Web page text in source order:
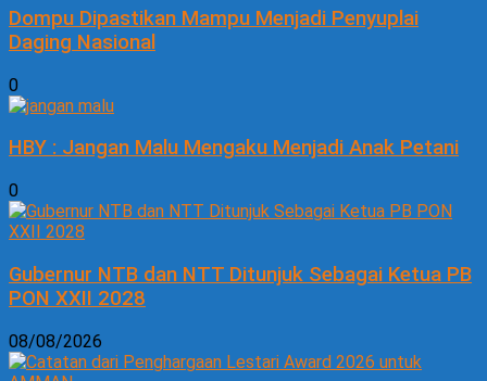
Dompu Dipastikan Mampu Menjadi Penyuplai
Daging Nasional
0
HBY : Jangan Malu Mengaku Menjadi Anak Petani
0
Gubernur NTB dan NTT Ditunjuk Sebagai Ketua PB
PON XXII 2028
08/08/2026